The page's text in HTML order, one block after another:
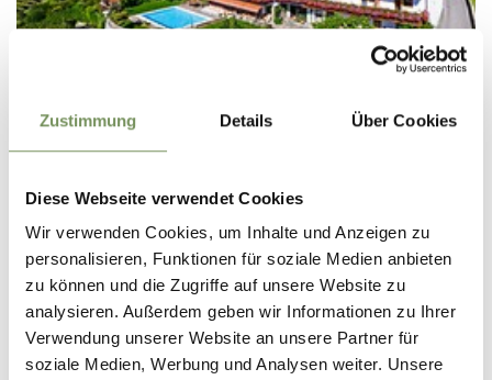
Zustimmung Details Über Cookies
Diese Webseite verwendet Cookies
Wir verwenden Cookies, um Inhalte und Anzeigen zu
personalisieren, Funktionen für soziale Medien anbieten
zu können und die Zugriffe auf unsere Website zu
analysieren. Außerdem geben wir Informationen zu Ihrer
Verwendung unserer Website an unsere Partner für
soziale Medien, Werbung und Analysen weiter. Unsere
info@gartenheim.bz
Tel.+39 0473 945634
MEHR LESEN